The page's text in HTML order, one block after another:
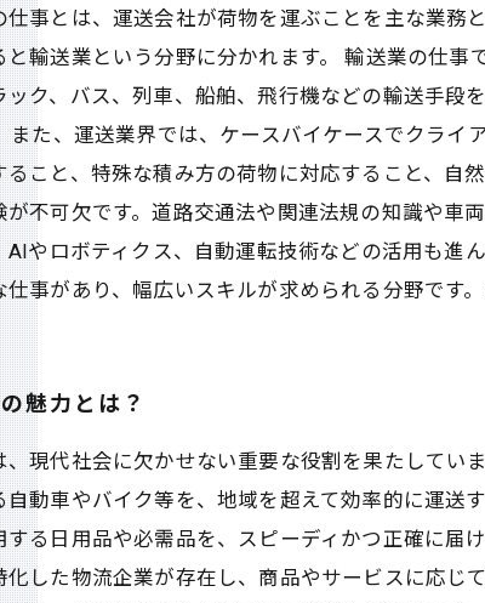
仕事とは、運送会社が荷物を運ぶことを主な業務
と輸送業という分野に分かれます。 輸送業の仕
ック、バス、列車、船舶、飛行機などの輸送手段
また、運送業界では、ケースバイケースでクラ
ること、特殊な積み方の荷物に対応すること、自
が不可欠です。道路交通法や関連法規の知識や車
AIやロボティクス、自動運転技術などの活用も進
仕事があり、幅広いスキルが求められる分野です
魅力とは？
、現代社会に欠かせない重要な役割を果たしてい
自動車やバイク等を、地域を超えて効率的に運送
する日用品や必需品を、スピーディかつ正確に届
化した物流企業が存在し、商品やサービスに応じ